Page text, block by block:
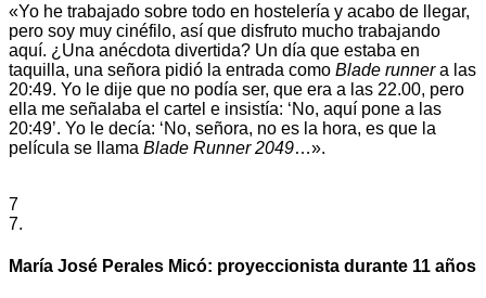
«Yo he trabajado sobre todo en hostelería y acabo de llegar,
pero soy muy cinéfilo, así que disfruto mucho trabajando
aquí. ¿Una anécdota divertida? Un día que estaba en
taquilla, una señora pidió la entrada como Blade runnera las
20:49. Yo le dije que no podía ser, que era a las 22.00, pero
ella me señalaba el cartel e insistía: ‘No, aquí pone a las
20:49’. Yo le decía: ‘No, señora, no es la hora, es que la
película se llama Blade Runner 2049…».
7
7.
María José Perales Micó: proyeccionista durante 11 años